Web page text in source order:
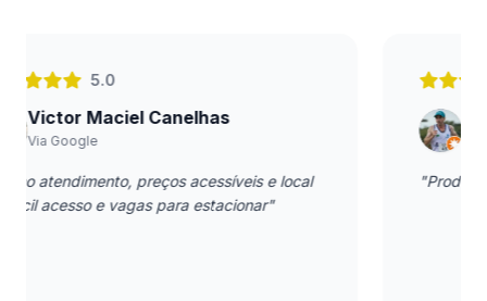
João Lopes
"Produtos de qualidade com preços ótimos.